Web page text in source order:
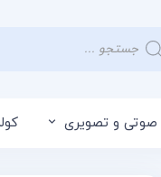
صوتی و تصویری